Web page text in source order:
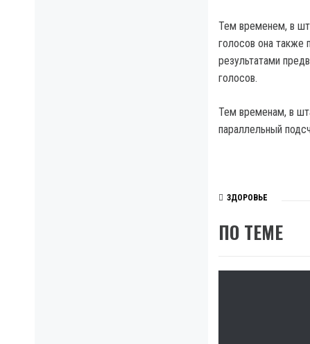
Тем временем, в
голосов она также
результатами
голосов.
Тем временам, в
параллельный
ЗДОРОВЬЕ
ПО ТЕМЕ